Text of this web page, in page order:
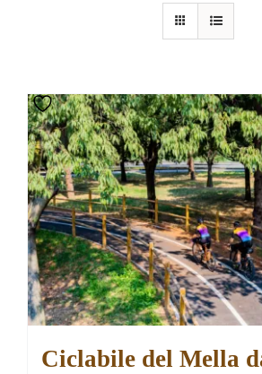
Eventi
Ciclabile del Mella